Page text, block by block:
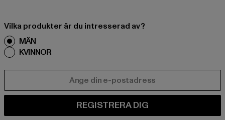
Vilka produkter är du intresserad av?
MÄN
KVINNOR
REGISTRERA DIG